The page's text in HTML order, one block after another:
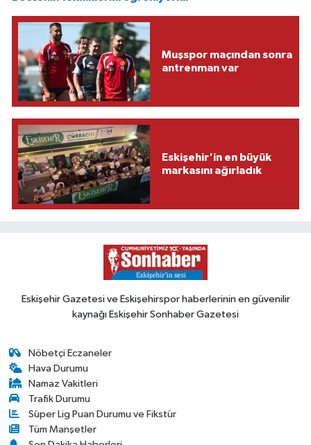
Muşspor maçından sonra
antrenman var
Eskişehir'in en büyük
markasını ağırladık
Eskişehir Gazetesi ve Eskişehirspor haberlerinin en güvenilir
kaynağı Eskişehir Sonhaber Gazetesi
Nöbetçi Eczaneler
Hava Durumu
Namaz Vakitleri
Trafik Durumu
Süper Lig Puan Durumu ve Fikstür
Tüm Manşetler